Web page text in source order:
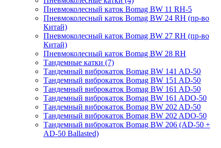
Пневмоколесный каток Bomag BW 11 RH-5
Пневмоколесный каток Bomag BW 24 RH (пр-во
Китай)
Пневмоколесный каток Bomag BW 27 RH (пр-во
Китай)
Пневмоколесный каток Bomag BW 28 RH
Тандемные катки (7)
Тандемный виброкаток Bomag BW 141 AD-50
Тандемный виброкаток Bomag BW 151 AD-50
Тандемный виброкаток Bomag BW 161 AD-50
Тандемный виброкаток Bomag BW 161 ADO-50
Тандемный виброкаток Bomag BW 202 AD-50
Тандемный виброкаток Bomag BW 202 ADO-50
Тандемный виброкаток Bomag BW 206 (AD-50 +
AD-50 Ballasted)